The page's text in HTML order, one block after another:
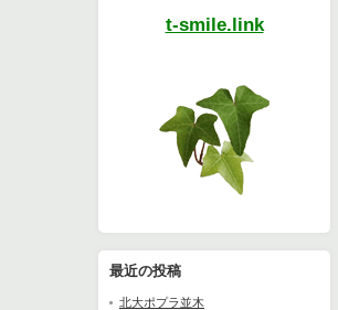
t-smile.link
最近の投稿
北大ポプラ並木